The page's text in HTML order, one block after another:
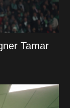
Tamar